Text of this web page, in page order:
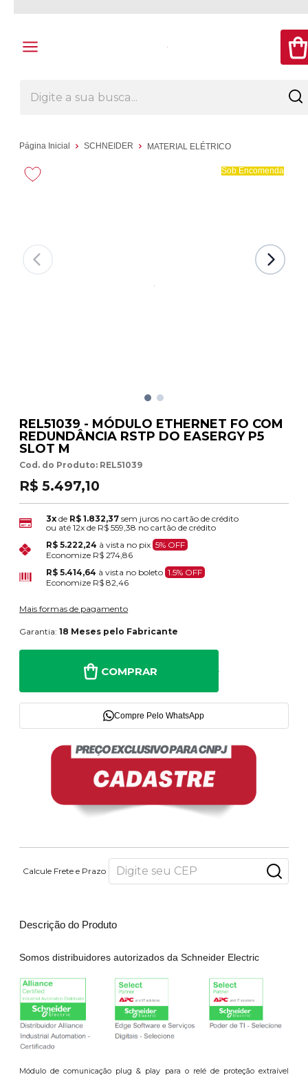
Página Inicial SCHNEIDER MATERIAL ELÉTRICO
Sob Encomenda
REL51039 - MÓDULO ETHERNET FO COM
REDUNDÂNCIA RSTP DO EASERGY P5
SLOT M
Cod. do Produto: REL51039
R$ 5.497,10
3x de R$ 1.832,37 sem juros no cartão de crédito
ou até12x de R$ 559,38 no cartão de crédito
R$ 5.222,24 à vista no pix 5% OFF
Economize R$ 274,86
R$ 5.414,64 à vista no boleto 1.5% OFF
Economize R$ 82,46
Mais formas de pagamento
Garantia:18 Meses pelo Fabricante
COMPRAR
Compre Pelo WhatsApp
Calcule Frete e Prazo
Descrição do Produto
Somos distribuidores autorizados da Schneider Electric
Módulo de comunicação plug & play para o relé de proteção extraível